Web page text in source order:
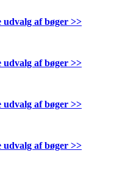
udvalg af bøger >>
udvalg af bøger >>
udvalg af bøger >>
udvalg af bøger >>